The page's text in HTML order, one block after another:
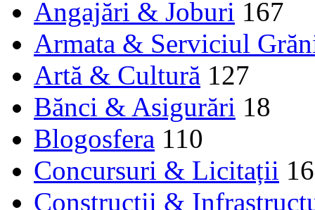
Angajări & Joburi 167
Armata & Serviciul
Artă & Cultură 127
Bănci & Asigurări 18
Blogosfera 110
Concursuri & Licitații 16
Construcţii &